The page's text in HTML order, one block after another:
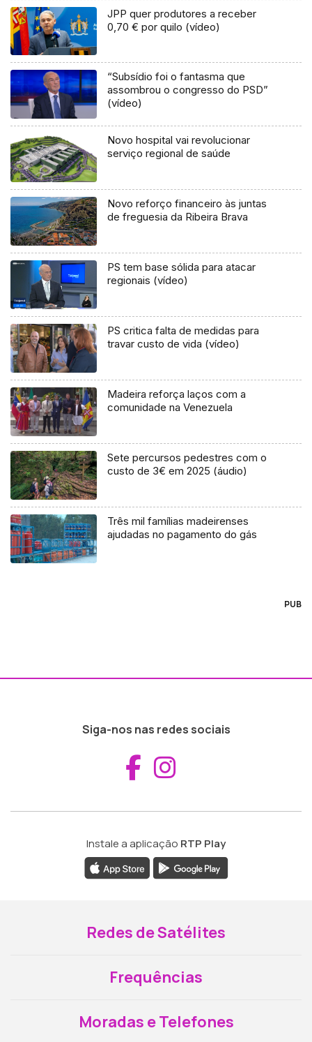
JPP quer produtores a receber
0,70 € por quilo (vídeo)
“Subsídio foi o fantasma que
assombrou o congresso do PSD”
(vídeo)
Novo hospital vai revolucionar
serviço regional de saúde
Novo reforço financeiro às juntas
de freguesia da Ribeira Brava
PS tem base sólida para atacar
regionais (vídeo)
PS critica falta de medidas para
travar custo de vida (vídeo)
Madeira reforça laços com a
comunidade na Venezuela
Sete percursos pedestres com o
custo de 3€ em 2025 (áudio)
Três mil famílias madeirenses
ajudadas no pagamento do gás
PUB
Siga-nos nas redes sociais
Aceder ao
Instale a aplicação RTP Play
Redes de Satélites
Frequências
Moradas e Telefones